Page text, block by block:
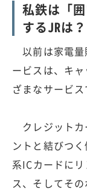
私鉄は「
するJRは？
以前は家電量
ービスは、キ
ざまなサービス
クレジットカ
ントと結びつ
系ICカードに
ス、そしてそ